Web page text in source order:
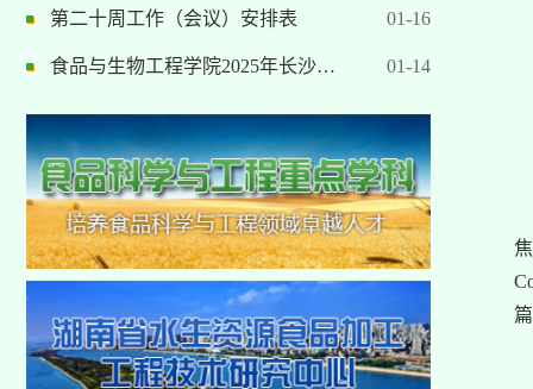
第二十周工作（会议）安排表 01-16
食品与生物工程学院2025年长沙… 01-14